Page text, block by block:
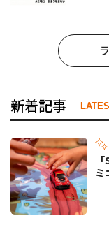
新着記事
ミ